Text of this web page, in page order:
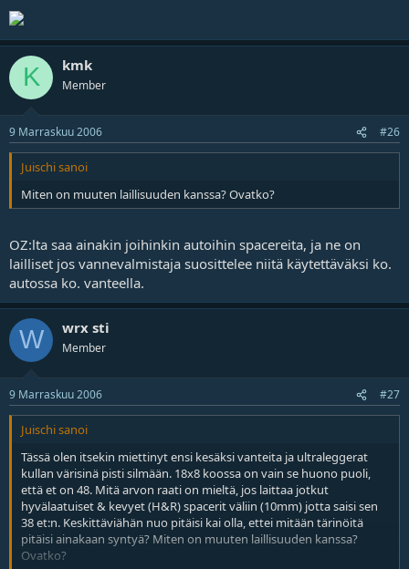
K kmk
Member
9 Marraskuu 2006 #26
Juischi sanoi
Miten on muuten laillisuuden kanssa? Ovatko?
OZ:lta saa ainakin joihinkin autoihin spacereita, ja ne on
lailliset jos vannevalmistaja suosittelee niitä käytettäväksi ko.
autossa ko. vanteella.
W wrx sti
Member
9 Marraskuu 2006 #27
Juischi sanoi
Tässä olen itsekin miettinyt ensi kesäksi vanteita ja ultraleggerat
kullan värisinä pisti silmään. 18x8 koossa on vain se huono puoli,
että et on 48. Mitä arvon raati on mieltä, jos laittaa jotkut
hyvälaatuiset & kevyet (H&R) spacerit väliin (10mm) jotta saisi sen
38 et:n. Keskittäviähän nuo pitäisi kai olla, ettei mitään tärinöitä
pitäisi ainakaan syntyä? Miten on muuten laillisuuden kanssa?
Ovatko?